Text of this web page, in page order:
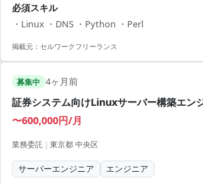
ルポイント】 ・リモート勤務も可能で柔軟な
業プロジェクトへの参画可能 ・インフラ運用
・安定した業務環境での長期就業 ・オープン
必須スキル
・Linux ・DNS ・Python ・Perl
掲載元： セルワークフリーランス
募集中 4ヶ月前
証券システム向けLinuxサーバー構築エン
〜600,000円/月
業務委託 | 東京都 中央区
サーバーエンジニア エンジニア